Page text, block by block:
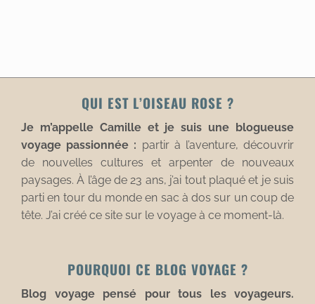
QUI EST L’OISEAU ROSE ?
Je m’appelle Camille et je suis une blogueuse
voyage passionnée : partir à l’aventure, découvrir
de nouvelles cultures et arpenter de nouveaux
paysages. À l’âge de 23 ans, j’ai tout plaqué et je suis
parti en tour du monde en sac à dos sur un coup de
tête. J’ai créé ce site sur le voyage à ce moment-là.
POURQUOI CE BLOG VOYAGE ?
Blog voyage pensé pour tous les voyageurs.